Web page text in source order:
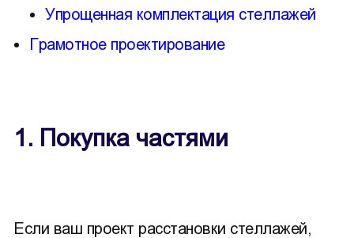
Упрощенная комплектация стеллажей
Грамотное проектирование
1. Покупка частями
Если ваш проект расстановки стеллажей,